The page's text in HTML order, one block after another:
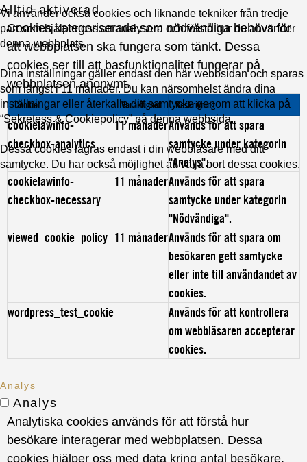
Vi använder också cookies och liknande tekniker från tredje
part som hjälper oss att analysera och förstå hur du använder
denna webbplats.
Dina inställningar gäller endast den här webbsidan och sparas
som längst i 11 månader. Du kan närsomhelst ändra dina
inställningar eller återkalla ditt samtycke genom att klicka på
“Sekretess & Cookiepolicy” på denna webbsida.
Dessa cookies lagras endast i din webbläsare med ditt
samtycke. Du har också möjlighet att välja bort dessa cookies.
Alltid aktiverad
Cookies kategoriserade som nödvändiga behövs för
att webbplatsen ska fungera som tänkt. Dessa
cookies ser till att basfunktionalitet fungerar på
webbplatsen anonymt.
Cookie Varaktighet Beskrivning
cookielawinfo-
checkbox-analytics
11 månaderAnvänds för att spara
samtycke under kategorin
"Analys".
cookielawinfo-
checkbox-necessary
11 månaderAnvänds för att spara
samtycke under kategorin
"Nödvändiga".
viewed_cookie_policy 11 månaderAnvänds för att spara om
besökaren gett samtycke
eller inte till användandet av
cookies.
wordpress_test_cookie
Används för att kontrollera
om webbläsaren accepterar
cookies.
Analys
Analys
Analytiska cookies används för att förstå hur
besökare interagerar med webbplatsen. Dessa
cookies hjälper oss med data kring antal besökare,